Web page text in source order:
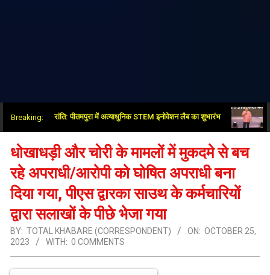
Breaking:
में नई क्रांति: पीतमपुरा में अत्याधुनिक STEM इनोवेशन लैब का शुभारंभ भाजपा-
धोखाधड़ी और चोरी के मामलों में मुकदमे से बच
रहे अपराधी/आरोपी को घोषित अपराधी बना
दिया गया, पीएस द्वारका साउथ के कर्मचारियों
द्वारा सलाखों के पीछे भेजा गया
BY: TOTAL KHABARE (CORRESPONDENT) ON: OCTOBER 25,
2023
WITH: 0 COMMENTS